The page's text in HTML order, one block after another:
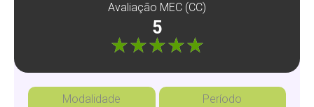
Avaliação MEC (CC)
5
Modalidade
Período